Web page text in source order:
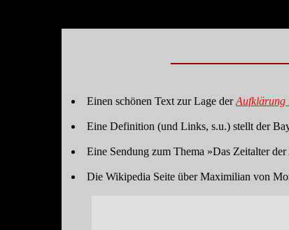
Einen schönen Text zur Lage derAufklärung
Eine Definition (und Links, s.u.) stellt der
Eine Sendung zum Thema »Das Zeitalter
Die Wikipedia Seite über Maximilian von